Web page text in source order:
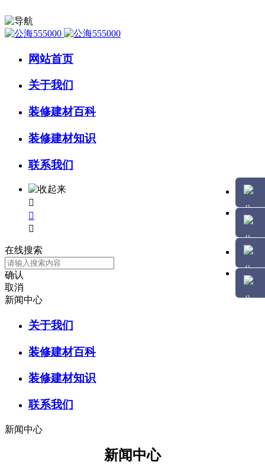
网站首页
关于我们
装修建材百科
装修建材知识
联系我们



在线搜索
确认
取消
新闻中心
关于我们
装修建材百科
装修建材知识
联系我们
新闻中心
新闻中心